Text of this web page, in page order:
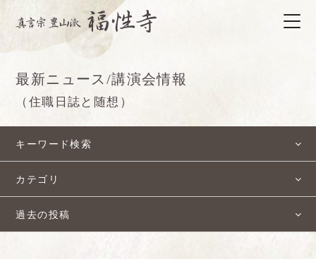
最新ニュース/講演会情報
（住職日誌と随想）
キーワード検索
カテゴリ
過去の投稿